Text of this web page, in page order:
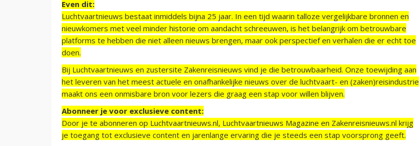
Even dit:
Luchtvaartnieuws bestaat inmiddels bijna 25 jaar. In een tijd waarin talloze vergelijkbare bronnen en
nieuwkomers met veel minder historie om aandacht schreeuwen, is het belangrijk om betrouwbare
platforms te hebben die niet alleen nieuws brengen, maar ook perspectief en verhalen die er echt toe
doen.
Bij Luchtvaartnieuws en zustersite Zakenreisnieuws vind je die betrouwbaarheid. Onze toewijding aan
het leveren van het meest actuele en onafhankelijke nieuws over de luchtvaart- en (zaken)reisindustrie
maakt ons een onmisbare bron voor lezers die graag een stap voor willen blijven.
Abonneer je voor exclusieve content:
Door je te abonneren op Luchtvaartnieuws.nl, Luchtvaartnieuws Magazine en Zakenreisnieuws.nl krijg
je toegang tot exclusieve content en jarenlange ervaring die je steeds een stap voorsprong geeft.